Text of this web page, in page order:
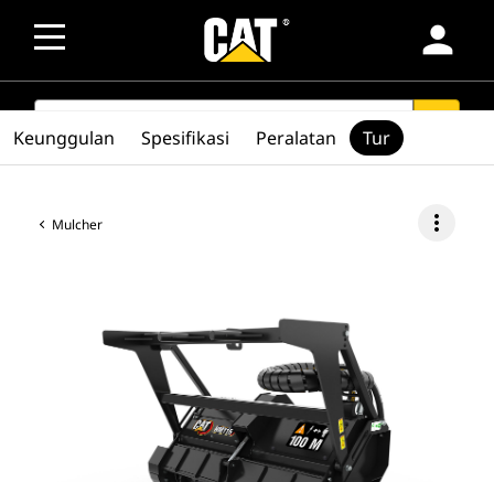
person
SEARCH
Mulcher more_vert
Keunggulan Spesifikasi Peralatan Tur